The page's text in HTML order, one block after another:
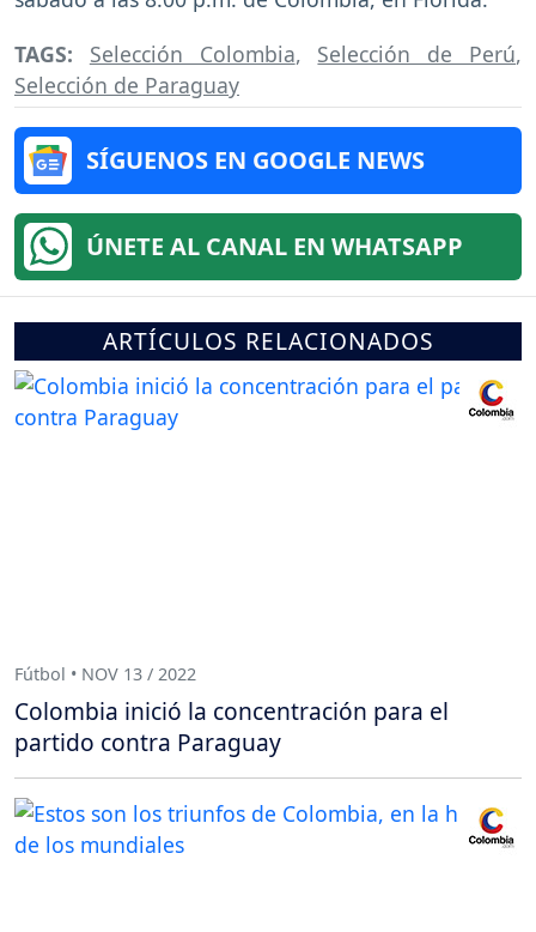
TAGS: Selección Colombia, Selección de Perú,
Selección de Paraguay
SÍGUENOS EN GOOGLE NEWS
ÚNETE AL CANAL EN WHATSAPP
ARTÍCULOS RELACIONADOS
Fútbol • NOV 13 / 2022
Colombia inició la concentración para el
partido contra Paraguay